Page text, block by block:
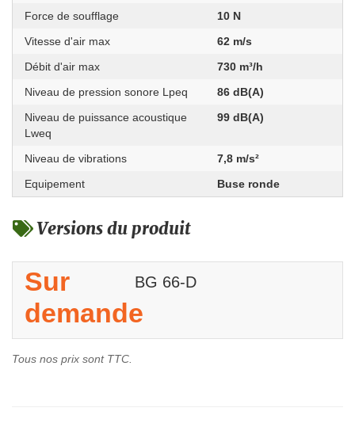
Force de soufflage
10 N
Vitesse d'air max
62 m/s
Débit d'air max
730 m³/h
Niveau de pression sonore Lpeq
86 dB(A)
Niveau de puissance acoustique
Lweq
99 dB(A)
Niveau de vibrations
7,8 m/s²
Equipement
Buse ronde
Versions du produit
Sur
demande
BG 66-D
Tous nos prix sont TTC.